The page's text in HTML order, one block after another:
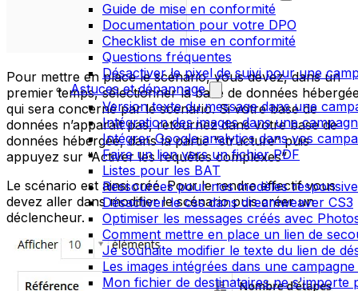
Guide de mise en conformité
Documentation pour votre DPO
Checklist de mise en conformité
Questions fréquentes
Désactiver le pixel de suivi pour une
Astuces et dépannage
Version texte du message dans une
Intégration des images dans une
Intégrer Google analytics dans vos
Faire un lien vers un fichier PDF
Listes pour les BAT
Ressources pour nos modèles
Désactiver le css dans dreamweaver CS3
Optimiser les messages créés avec
Comment mettre en place un lien de
Je souhaite modifier le texte du lien de
Les images intégrées dans une
Mon fichier de destinataires ne s'importe
Pour mettre en place le scénario, vous devez, dans un
premier temps, sélectionner la base de données
qui sera concerné par le scenario. Si votre base de
données n’apparaît pas, retournez dans votre base de
données hébergée, dans la partie “structure” puis
appuyez sur “Activer les requêtes complexes”
Le scénario est ainsi créé. Pour le rendre effectif vous
devez aller dans modifier le scénario puis créer un
déclencheur.